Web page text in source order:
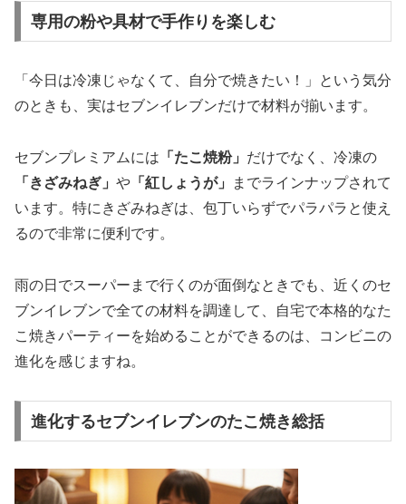
専用の粉や具材で手作りを楽しむ
「今日は冷凍じゃなくて、自分で焼きたい！」という気分
のときも、実はセブンイレブンだけで材料が揃います。
セブンプレミアムには 「たこ焼粉」 だけでなく、冷凍の
「きざみねぎ」 や 「紅しょうが」
までラインナップされて
います。特にきざみねぎは、包丁いらずでパラパラと使え
るので非常に便利です。
雨の日でスーパーまで行くのが面倒なときでも、近くのセ
ブンイレブンで全ての材料を調達して、自宅で本格的なた
こ焼きパーティーを始めることができるのは、コンビニの
進化を感じますね。
進化するセブンイレブンのたこ焼き総括